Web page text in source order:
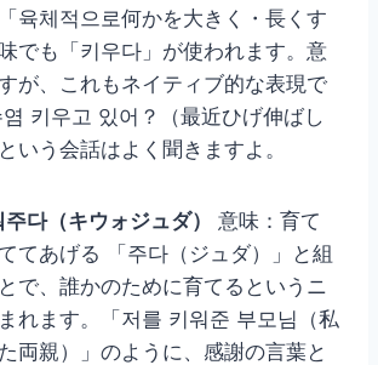
육체적으로何かを大きく・長くす
でも「키우다」が使われます。意
が、これもネイティブ的な表現で
키우고 있어？（最近ひげ伸ばし
いう会話はよく聞きますよ。
다（キウォジュダ）
意味：育て
てあげる 「주다（ジュダ）」と組
で、誰かのために育てるというニ
れます。「저를 키워준 부모님（私
両親）」のように、感謝の言葉と